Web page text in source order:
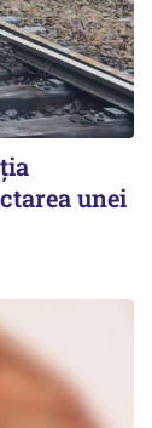
unei